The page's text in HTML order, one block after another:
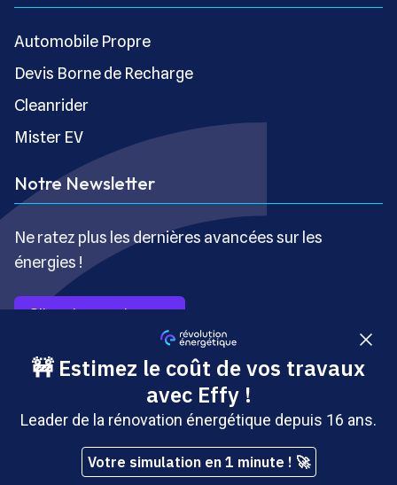
Automobile Propre
Devis Borne de Recharge
Cleanrider
Mister EV
Notre Newsletter
Ne ratez plus les dernières avancées sur les
énergies !
S’inscrire gratuitement
Copyright © Révolution Énergétique - Tous droits réservés
- Site édité par Saabre SAS, une société du groupe
Brakson